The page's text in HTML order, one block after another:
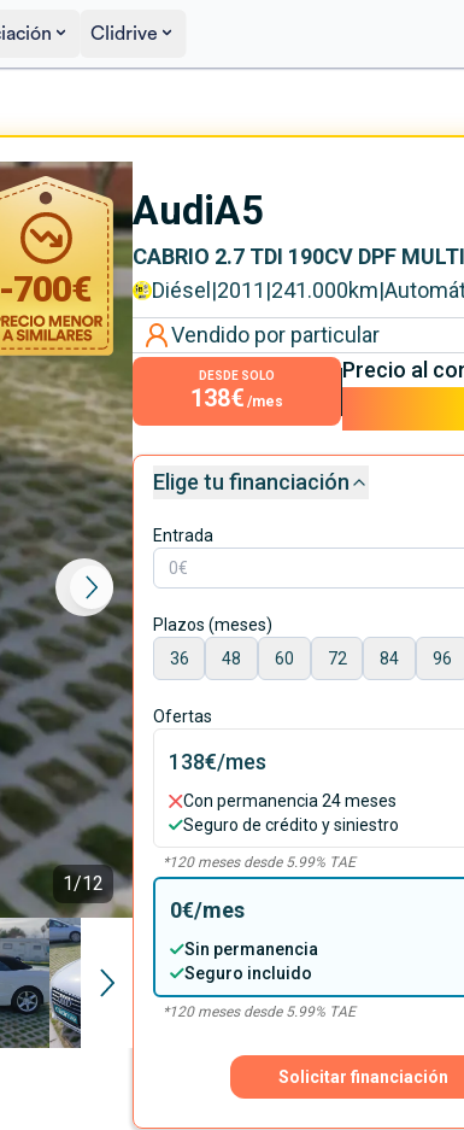
Clidrive
1/12
-700€
AudiA5
CABRIO 2.7 TDI 190CV DPF
Diésel|2011 |241.000km|
Vendido por particular
DESDE SOLO
138€ /mes
Precio al
12.500€
Elige tu financiación
Entrada
Plazos (meses)
36
48 60 72 84 96
Ofertas
138€/mes
Con permanencia 24 meses
Seguro de crédito y siniestro
*120meses desde 5.99% TAE
0€/mes
Sin permanencia
Seguro incluido
*120meses desde 5.99% TAE
Solicitar financiación